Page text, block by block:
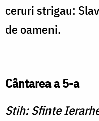
ceruri strigau:
de oameni.
Cântarea a 5-a
Stih: Sfinte